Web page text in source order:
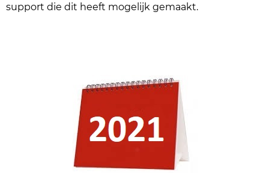
support die dit heeft mogelijk gemaakt.